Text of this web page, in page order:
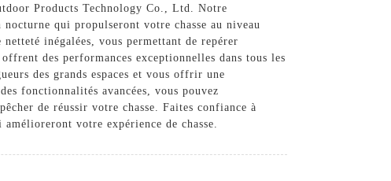
Products Technology Co., Ltd. Notre
qui propulseront votre chasse au niveau
inégalées, vous permettant de repérer
des performances exceptionnelles dans tous les
des grands espaces et vous offrir une
fonctionnalités avancées, vous pouvez
de réussir votre chasse. Faites confiance à
votre expérience de chasse.